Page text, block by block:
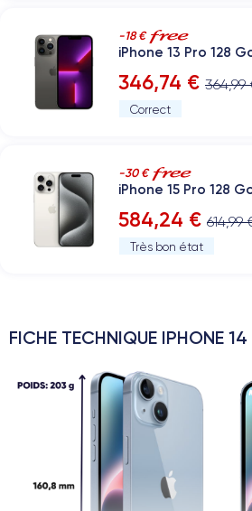
-18 €
iPhone 13 Pro 128
346,74 € 364,99
Correct
-30 €
iPhone 15 Pro 128
584,24 € 614,99
Très bon état
FICHE TECHNIQUE IPHONE 14